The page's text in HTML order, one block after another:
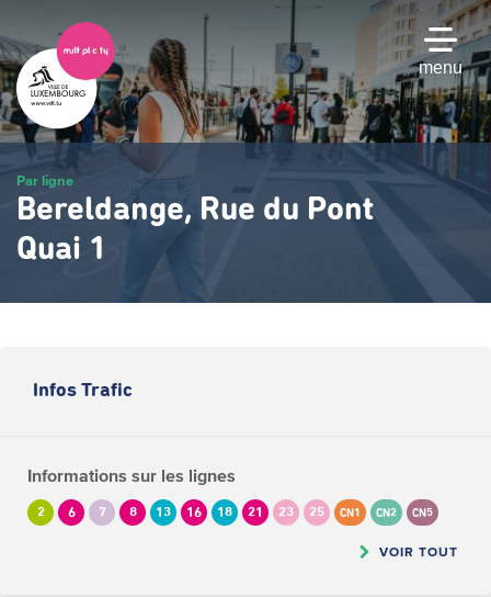
au
contenu
principal
menu
Par ligne
Bereldange, Rue du Pont
Quai 1
Infos Trafic
Informations sur les lignes
2 6 7 8 13 16 18 21 23 25 CN1 CN2 CN5
VOIR TOUT